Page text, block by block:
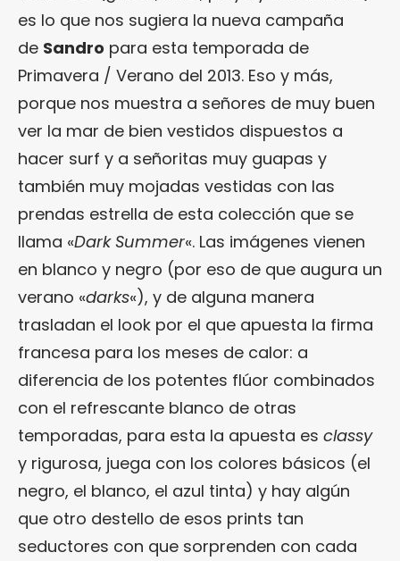
es lo que nos sugiera la nueva campaña
de Sandro para esta temporada de
Primavera / Verano del 2013. Eso y más,
porque nos muestra a señores de muy buen
ver la mar de bien vestidos dispuestos a
hacer surf y a señoritas muy guapas y
también muy mojadas vestidas con las
prendas estrella de esta colección que se
llama «Dark Summer«. Las imágenes vienen
en blanco y negro (por eso de que augura un
verano «darks«), y de alguna manera
trasladan el look por el que apuesta la firma
francesa para los meses de calor: a
diferencia de los potentes flúor combinados
con el refrescante blanco de otras
temporadas, para esta la apuesta es classy
y rigurosa, juega con los colores básicos (el
negro, el blanco, el azul tinta) y hay algún
que otro destello de esos prints tan
seductores con que sorprenden con cada